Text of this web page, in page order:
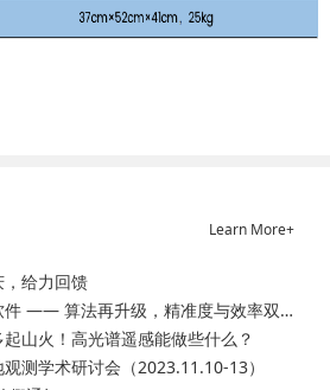
Learn More+
，给力回馈
地物光谱矿物识别分类软件 —— 算法再升级，精准度与效率双突破
起山火！高光谱遥感能做些什么？
测学术研讨会（2023.11.10-13）